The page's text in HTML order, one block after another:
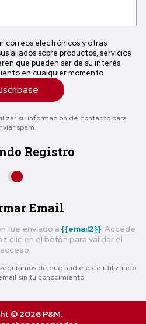
correos electrónicos y otras
aliados sobre productos, servicios
que pueden ser de su interés.
en cualquier momento
su información de contacto para
spam.
Registro
Email
fue enviado a {{email2}}. Accede
clic en el botón para validar el
acceso.
de que nadie esté utilizando
sin tu conocimiento.
© 2026 P&M.